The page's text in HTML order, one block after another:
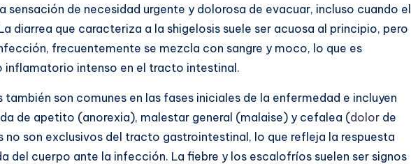
sensación de necesidad urgente y dolorosa de evacuar, incluso cuando el
diarrea que caracteriza a la shigelosis suele ser acuosa al principio, pero
frecuentemente se mezcla con sangre y moco, lo que es
inflamatorio intenso en el tracto intestinal.
son comunes en las fases iniciales de la enfermedad e incluyen
de apetito (anorexia), malestar general (malaise) y cefalea (dolor de
no son exclusivos del tracto gastrointestinal, lo que refleja la respuesta
del cuerpo ante la infección. La fiebre y los escalofríos suelen ser signos